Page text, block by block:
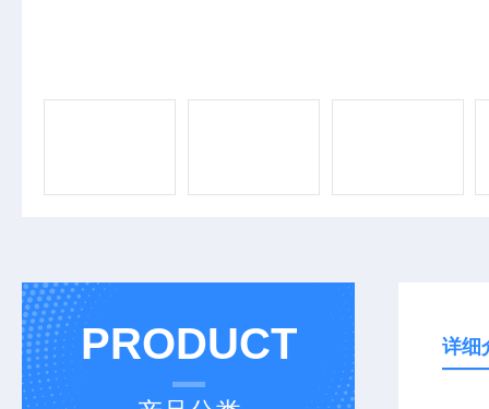
PRODUCT 详细